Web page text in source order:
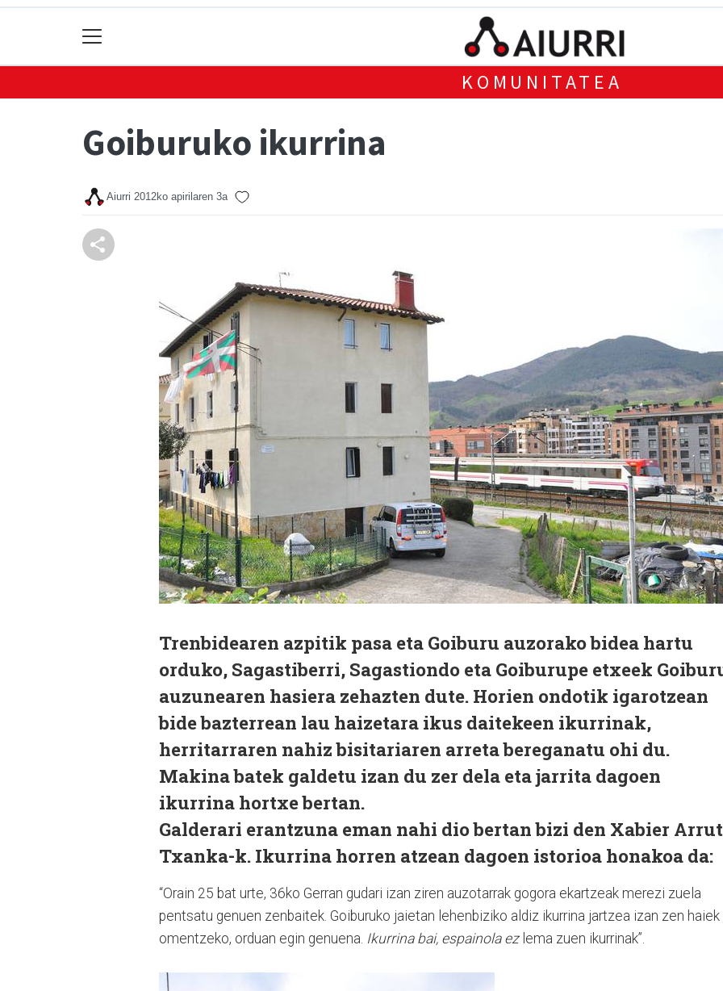
KOMUNITATEA
Goiburuko ikurrina
Aiurri 2012ko apirilaren 3a
Trenbidearen azpitik pasa eta Goiburu auzorako bidea hartu
orduko, Sagastiberri, Sagastiondo eta Goiburupe etxeek
auzunearen hasiera zehazten dute. Horien ondotik igarotzean
bide bazterrean lau haizetara ikus daitekeen ikurrinak,
herritarraren nahiz bisitariaren arreta bereganatu ohi du.
Makina batek galdetu izan du zer dela eta jarrita dagoen
ikurrina hortxe bertan.
Galderari erantzuna eman nahi dio bertan bizi den Xabier
Txanka-k. Ikurrina horren atzean dagoen istorioa honakoa da:
“Orain 25 bat urte, 36ko Gerran gudari izan ziren auzotarrak gogora ekartzeak merezi zuela
pentsatu genuen zenbaitek. Goiburuko jaietan lehenbiziko aldiz ikurrina jartzea izan zen haiek
omentzeko, orduan egin genuena. Ikurrina bai, espainola ezlema zuen ikurrinak”.